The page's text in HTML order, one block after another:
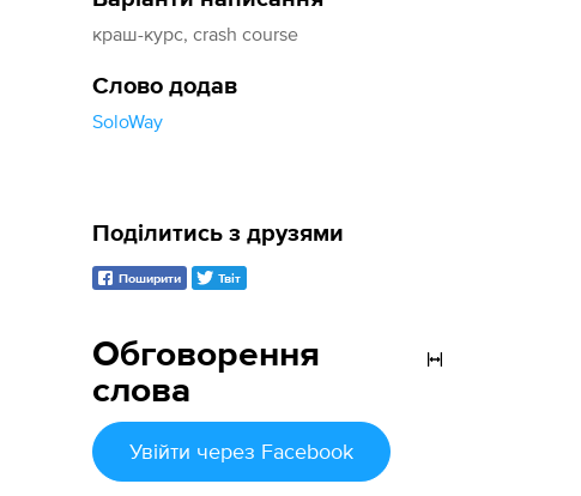
краш-курс, crash course
Слово додав
SoloWay
Обговорення
слова
Увійти через Facebook
Поділитись з друзями
Поширити Твіт